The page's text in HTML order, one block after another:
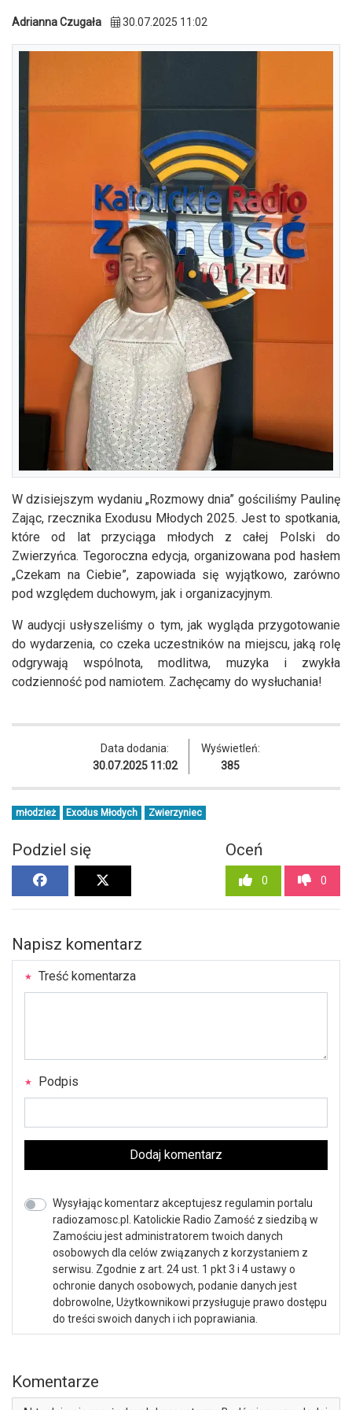
Adrianna Czugała 30.07.2025 11:02
W dzisiejszym wydaniu „Rozmowy dnia” gościliśmy Paulinę
Zając, rzecznika Exodusu Młodych 2025. Jest to spotkania,
które od lat przyciąga młodych z całej Polski do
Zwierzyńca. Tegoroczna edycja, organizowana pod hasłem
„Czekam na Ciebie”, zapowiada się wyjątkowo, zarówno
pod względem duchowym, jak i organizacyjnym.
W audycji usłyszeliśmy o tym, jak wygląda przygotowanie
do wydarzenia, co czeka uczestników na miejscu, jaką rolę
odgrywają wspólnota, modlitwa, muzyka i zwykła
codzienność pod namiotem. Zachęcamy do wysłuchania!
Data dodania:
30.07.2025 11:02
Wyświetleń:
385
młodzież Exodus Młodych Zwierzyniec
Podziel się Oceń
0 0
Napisz komentarz
Treść komentarza
Podpis
Dodaj komentarz
Wysyłając komentarz akceptujesz regulamin portalu
radiozamosc.pl. Katolickie Radio Zamość z siedzibą w
Zamościu jest administratorem twoich danych
osobowych dla celów związanych z korzystaniem z
serwisu. Zgodnie z art. 24 ust. 1 pkt 3 i 4 ustawy o
ochronie danych osobowych, podanie danych jest
dobrowolne, Użytkownikowi przysługuje prawo dostępu
do treści swoich danych i ich poprawiania.
Komentarze